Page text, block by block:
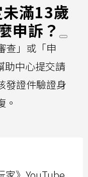
滿13歲
申訴？
查」或「申
助中心提交請
發證件驗證身
。